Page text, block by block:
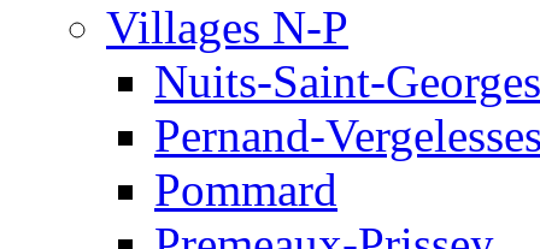
Villages N-P
Nuits-Saint-Georges
Pernand-
Pommard